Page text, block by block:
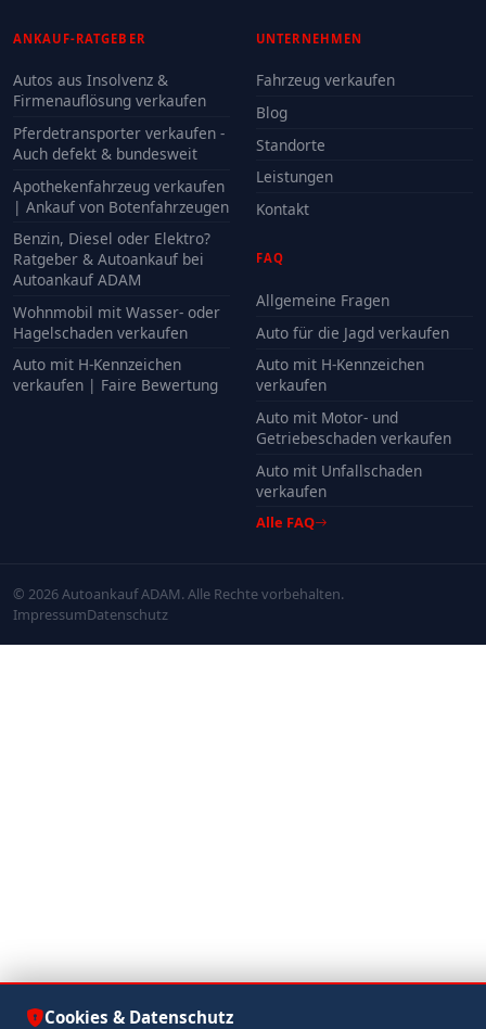
ANKAUF-RATGEBER
Autos aus Insolvenz &
Firmenauflösung verkaufen
Pferdetransporter verkaufen -
Auch defekt & bundesweit
Apothekenfahrzeug verkaufen
| Ankauf von Botenfahrzeugen
Benzin, Diesel oder Elektro?
Ratgeber & Autoankauf bei
Autoankauf ADAM
Wohnmobil mit Wasser- oder
Hagelschaden verkaufen
Auto mit H-Kennzeichen
verkaufen | Faire Bewertung
UNTERNEHMEN
Fahrzeug verkaufen
Blog
Standorte
Leistungen
Kontakt
FAQ
Allgemeine Fragen
Auto für die Jagd verkaufen
Auto mit H-Kennzeichen
verkaufen
Auto mit Motor- und
Getriebeschaden verkaufen
Auto mit Unfallschaden
verkaufen
Alle FAQ
© 2026 Autoankauf ADAM. Alle Rechte vorbehalten.
ImpressumDatenschutz
Cookies & Datenschutz